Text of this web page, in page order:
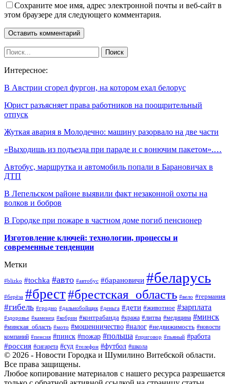
Сохраните мое имя, адрес электронной почты и веб-сайт в
этом браузере для следующего комментария.
Интересное:
В Австрии сгорел фургон, на котором ехал белорус
Юрист разъясняет права работников на поощрительный
отпуск
Жуткая авария в Молодечно: машину разорвало на две части
«Выходишь из подъезда при параде и с вонючим пакетом».…
Автобус, маршрутка и автомобиль попали в Барановичах в
ДТП
В Лепельском районе выявили факт незаконной охоты на
волков и бобров
В Городке при пожаре в частном доме погиб пенсионер
Изготовление ключей: технологии, процессы и
современные тенденции
Метки
#blizko #tochka #авто #автобус #барановичи #беларусь
#берёза #брест#брестская_область #вело #германия
#гибель #гродно #дальнобойщик #деньга #дети #животное #зарплата
#здоровье #каменец #кобрин #контрабанда #кража #литва #медицина #минск
#минская_область #мото #мошенничество #налог #недвижимость #новости
компаний #пенсия #пинск #пожар #польша #приговор #пьяный #работа
#россия #сигарета #суд #телефон #футбол #школа
© 2026 - Новости Городка и Шумилино Витебской области.
Все права защищены.
Любое копирование материалов с нашего ресурса разрешается